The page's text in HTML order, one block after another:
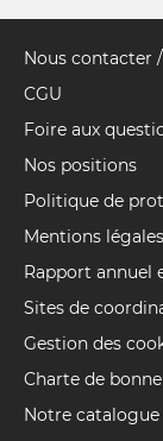
Pied
de
Nous contacter
CGU
Foire aux
Nos positions
Politique de
Mentions légales
Rapport annuel
Sites de
Gestion des
Charte de
Notre